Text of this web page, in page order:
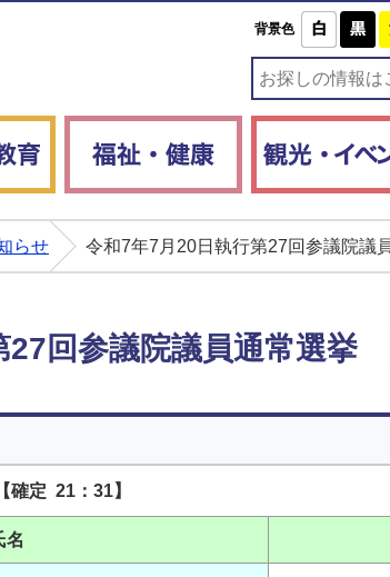
背景色 白
らせ 令和7年7月20日執行第27回参議院議
回参議院議員通常選挙
【確定 21：31】
名